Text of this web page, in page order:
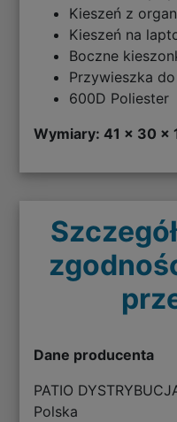
Kieszeń z
Kieszeń na
Boczne
Przywieszka
600D Poliester
Wymiary: 41 x 30 x
Dane producenta
PATIO
Polska